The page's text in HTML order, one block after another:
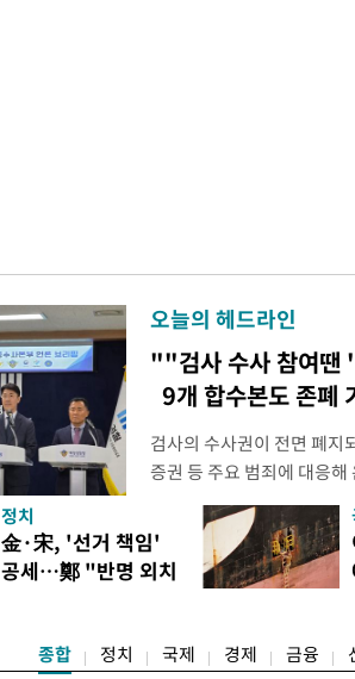
오늘의 헤드라인
""검사 수사 참여
9개 합수본도 존폐
검사의 수사권이 전면 폐
증권 등 주요 범죄에 대응
새로운 쟁점으로 떠올랐
여 근거가 사라지면서 현행
이다. 9일 법조계에 따르면
사의 수사권이 박탈되면서,
정치
金·宋, '선거 책임'
공세…鄭 "반명 외치
종합 정치 국제 경제 금융